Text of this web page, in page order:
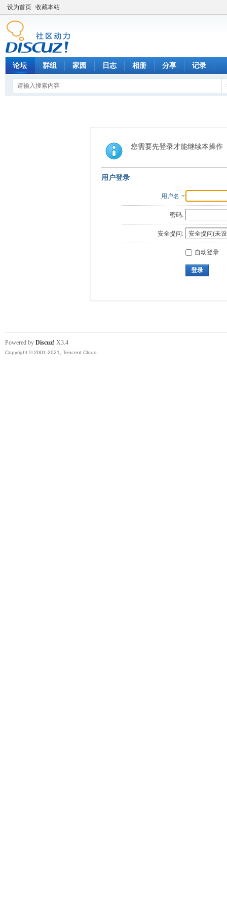
设为首页 收藏本站
论坛 群组 家园 日志 相册 分享 记录
您需要先登录才能继续本操作
用户登录
用户名
密码:
安全提问:
自动登录
登录
Powered by Discuz! X3.4
Copyright © 2001-2021, Tencent Cloud.